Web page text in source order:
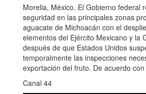
Morelia, México. El Gobierno federal
seguridad en las principales zonas
aguacate de Michoacán con el
elementos del Ejército Mexicano y la
después de que Estados Unidos
temporalmente las inspecciones
exportación del fruto. De acuerdo
Canal 44